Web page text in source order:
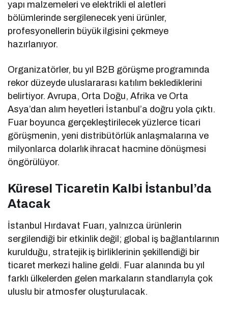
yapı malzemeleri ve elektrikli el aletleri
bölümlerinde sergilenecek yeni ürünler,
profesyonellerin büyük ilgisini çekmeye
hazırlanıyor.
Organizatörler, bu yıl B2B görüşme programında
rekor düzeyde uluslararası katılım beklediklerini
belirtiyor. Avrupa, Orta Doğu, Afrika ve Orta
Asya’dan alım heyetleri İstanbul’a doğru yola çıktı.
Fuar boyunca gerçekleştirilecek yüzlerce ticari
görüşmenin, yeni distribütörlük anlaşmalarına ve
milyonlarca dolarlık ihracat hacmine dönüşmesi
öngörülüyor.
Küresel Ticaretin Kalbi İstanbul’da
Atacak
İstanbul Hırdavat Fuarı, yalnızca ürünlerin
sergilendiği bir etkinlik değil; global iş bağlantılarının
kurulduğu, stratejik iş birliklerinin şekillendiği bir
ticaret merkezi haline geldi. Fuar alanında bu yıl
farklı ülkelerden gelen markaların standlarıyla çok
uluslu bir atmosfer oluşturulacak.